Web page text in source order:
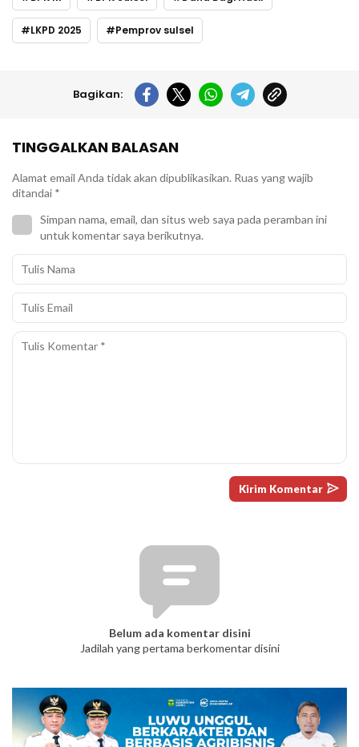
LKPD 2025 Pemprov sulsel
Bagikan:
TINGGALKAN BALASAN
Alamat email Anda tidak akan dipublikasikan. Ruas yang wajib
ditandai *
Simpan nama, email, dan situs web saya pada peramban ini
untuk komentar saya berikutnya.
Belum ada komentar disini
Jadilah yang pertama berkomentar disini